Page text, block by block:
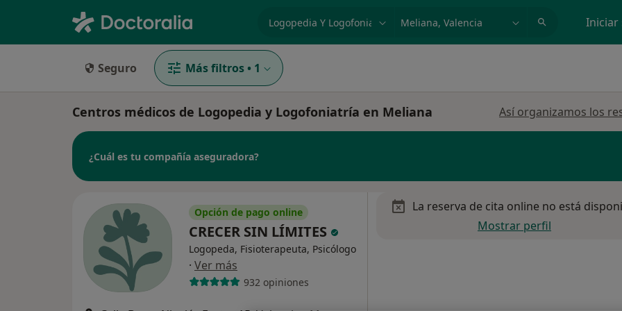
Iniciar
Seguro Más filtros • 1
Centros médicos de Logopedia y Logofoniatría en Meliana Así organizamos los
¿Cuál es tu compañía aseguradora?
Opción de pago online
CRECER SIN LÍMITES
Logopeda, Fisioterapeuta, Psicólogo
· Ver más
932 opiniones
La reserva de cita online no está
Mostrar perfil